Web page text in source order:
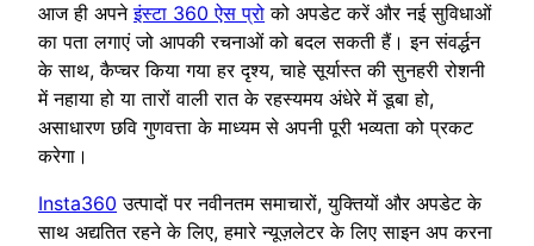
आज ही अपनेइंस्टा 360 ऐस प्रो को अपडेट करें और नई सुविधाओं
का पता लगाएं जो आपकी रचनाओं को बदल सकती हैं। इन संवर्द्धन
के साथ, कैप्चर किया गया हर दृश्य, चाहे सूर्यास्त की सुनहरी रोशनी
में नहाया हो या तारों वाली रात के रहस्यमय अंधेरे में डूबा हो,
असाधारण छवि गुणवत्ता के माध्यम से अपनी पूरी भव्यता को प्रकट
करेगा।
Insta360 उत्पादों पर नवीनतम समाचारों, युक्तियों और अपडेट के
साथ अद्यतित रहने के लिए, हमारे न्यूज़लेटर के लिए साइन अप करना